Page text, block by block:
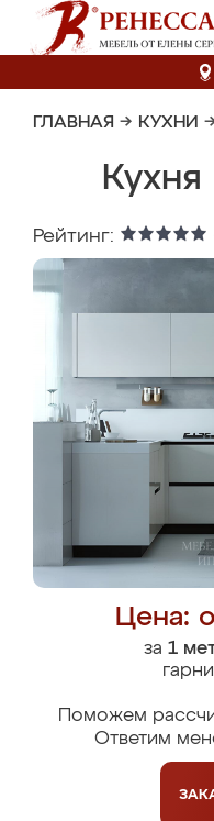
ГЛАВНАЯ → КУХНИ
Рейтинг:
Цена:
за 1
Поможем
Ответим